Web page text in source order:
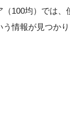
（100均）では、
う情報が見つかり